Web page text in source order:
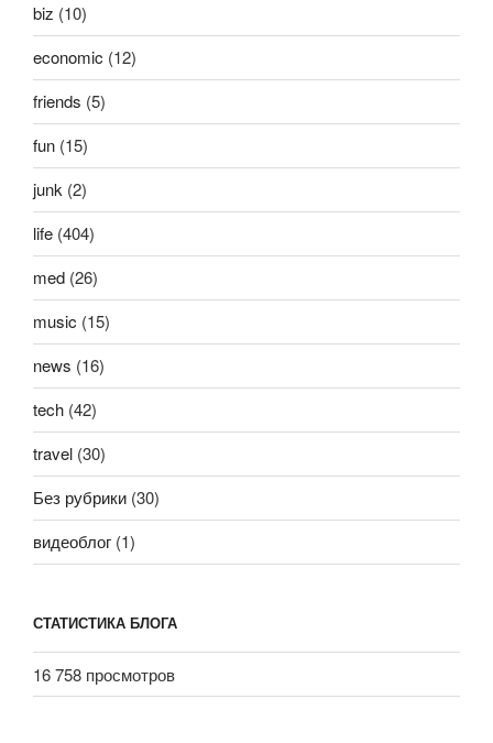
biz (10)
economic (12)
friends (5)
fun (15)
junk (2)
life (404)
med (26)
music (15)
news (16)
tech (42)
travel (30)
Без рубрики (30)
видеоблог (1)
СТАТИСТИКА БЛОГА
16 758 просмотров